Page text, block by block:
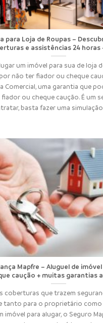
para Loja de Roupas –
e assistências 24 horas
um imóvel para sua de loja
não ter fiador ou cheque
Comercial, uma garantia que
ou cheque caução. É um
basta fazer uma simulação
Mapfre – Aluguel de
caução + muitas garantias
coberturas que trazem
tanto para o proprietário como
imóvel para alugar, o Seguro